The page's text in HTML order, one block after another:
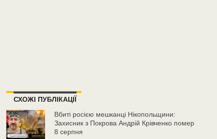
СХОЖІ ПУБЛІКАЦІЇ
Вбиті росією мешканці Нікопольщини:
Захисник з Покрова Андрій Крівченко помер
8 серпня